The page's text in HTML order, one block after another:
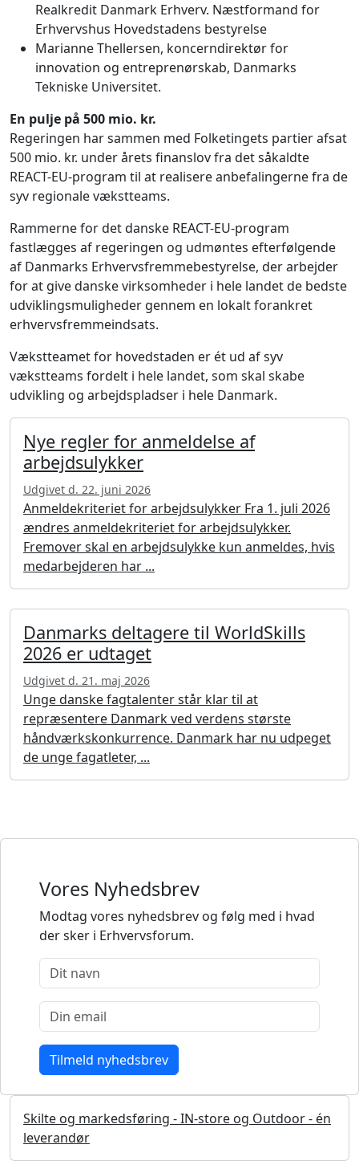
Realkredit Danmark Erhverv. Næstformand for
Erhvervshus Hovedstadens bestyrelse
Marianne Thellersen, koncerndirektør for
innovation og entreprenørskab, Danmarks
Tekniske Universitet.
En pulje på 500 mio. kr.
Regeringen har sammen med Folketingets partier afsat
500 mio. kr. under årets finanslov fra det såkaldte
REACT-EU-program til at realisere anbefalingerne fra de
syv regionale vækstteams.
Rammerne for det danske REACT-EU-program
fastlægges af regeringen og udmøntes efterfølgende
af Danmarks Erhvervsfremmebestyrelse, der arbejder
for at give danske virksomheder i hele landet de bedste
udviklingsmuligheder gennem en lokalt forankret
erhvervsfremmeindsats.
Vækstteamet for hovedstaden er ét ud af syv
vækstteams fordelt i hele landet, som skal skabe
udvikling og arbejdspladser i hele Danmark.
Nye regler for anmeldelse af
arbejdsulykker
Udgivet d. 22. juni 2026
Anmeldekriteriet for arbejdsulykker Fra 1. juli 2026
ændres anmeldekriteriet for arbejdsulykker.
Fremover skal en arbejdsulykke kun anmeldes, hvis
medarbejderen har ...
Danmarks deltagere til WorldSkills
2026 er udtaget
Udgivet d. 21. maj 2026
Unge danske fagtalenter står klar til at
repræsentere Danmark ved verdens største
håndværkskonkurrence. Danmark har nu udpeget
de unge fagatleter, ...
Vores Nyhedsbrev
Modtag vores nyhedsbrev og følg med i hvad
der sker i Erhvervsforum.
Skilte og markedsføring - IN-store og Outdoor - én
leverandør